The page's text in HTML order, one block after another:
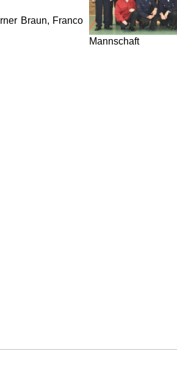
Mannschaft
Braun, Franco